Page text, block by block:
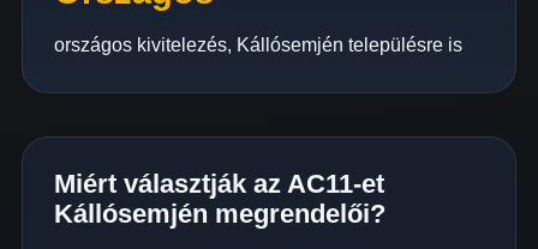
országos kivitelezés, Kállósemjén településre is
Miért választják az AC11-et
Kállósemjén megrendelői?